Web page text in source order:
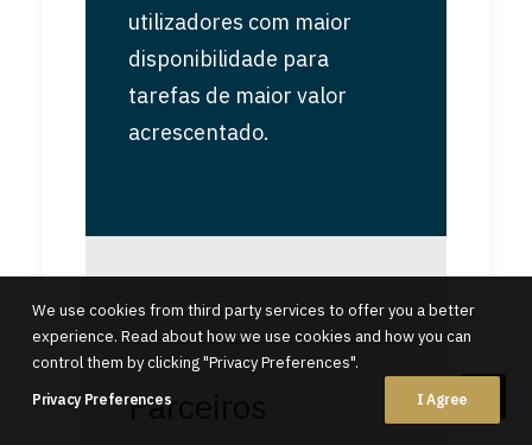
utilizadores com maior
disponibilidade para
tarefas de maior valor
acrescentado.
Parceiros
We use cookies from third party services to offer you a better
experience. Read about how we use cookies and how you can
control them by clicking "Privacy Preferences".
Privacy Preferences I Agree